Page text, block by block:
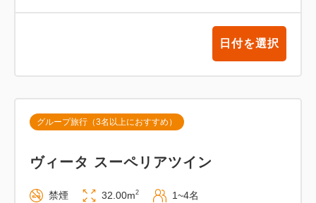
日付を選択
グループ旅行（3名以上におすすめ）
ヴィータ スーペリアツイン
禁煙 32.00m2 1~4名